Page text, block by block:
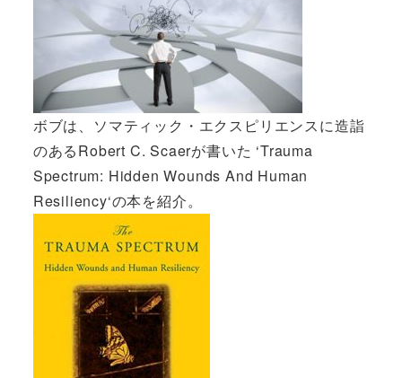
ボブは、ソマティック・エクスピリエンスに造詣
のあるRobert C. Scaerが書いた ‘Trauma
Spectrum: Hidden Wounds And Human
Resiliency‘の本を紹介。